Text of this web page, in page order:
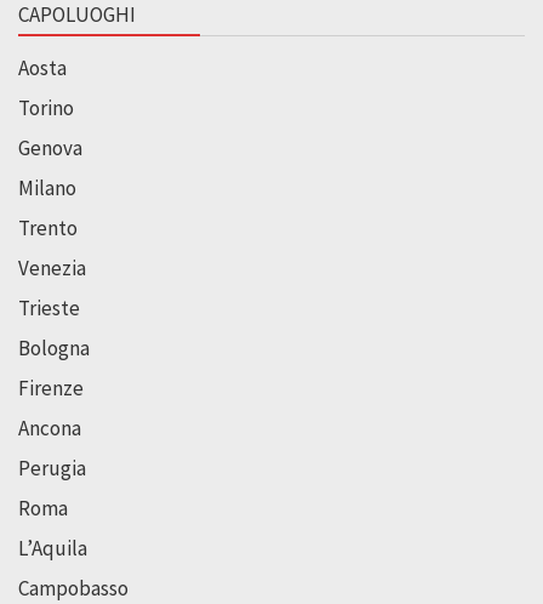
CAPOLUOGHI
Aosta
Torino
Genova
Milano
Trento
Venezia
Trieste
Bologna
Firenze
Ancona
Perugia
Roma
L’Aquila
Campobasso